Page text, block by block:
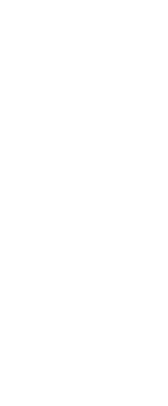
keinen Rechtsanspruch auf
Sie die Ihnen bekannten Daten